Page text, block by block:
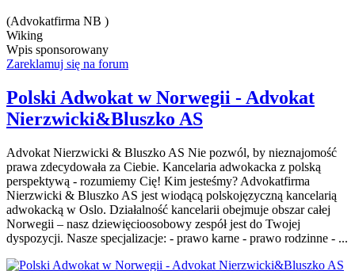
(Advokatfirma NB )
Wiking
Wpis sponsorowany
Zareklamuj się na forum
Polski Adwokat w Norwegii - Advokat
Nierzwicki&Bluszko AS
Advokat Nierzwicki & Bluszko AS Nie pozwól, by nieznajomość
prawa zdecydowała za Ciebie. Kancelaria adwokacka z polską
perspektywą - rozumiemy Cię! Kim jesteśmy? Advokatfirma
Nierzwicki & Bluszko AS jest wiodącą polskojęzyczną kancelarią
adwokacką w Oslo. Działalność kancelarii obejmuje obszar całej
Norwegii – nasz dziewięcioosobowy zespół jest do Twojej
dyspozycji. Nasze specjalizacje: - prawo karne - prawo rodzinne - ...